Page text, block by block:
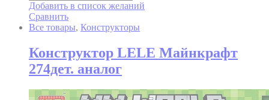
Добавить в список желаний
Сравнить
Все товары, Конструкторы
Конструктор LELE Майнкрафт
274дет. аналог